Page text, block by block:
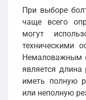
При выборе
чаще всего
могут
техническими
Немаловажным
является
иметь полную
или неполную